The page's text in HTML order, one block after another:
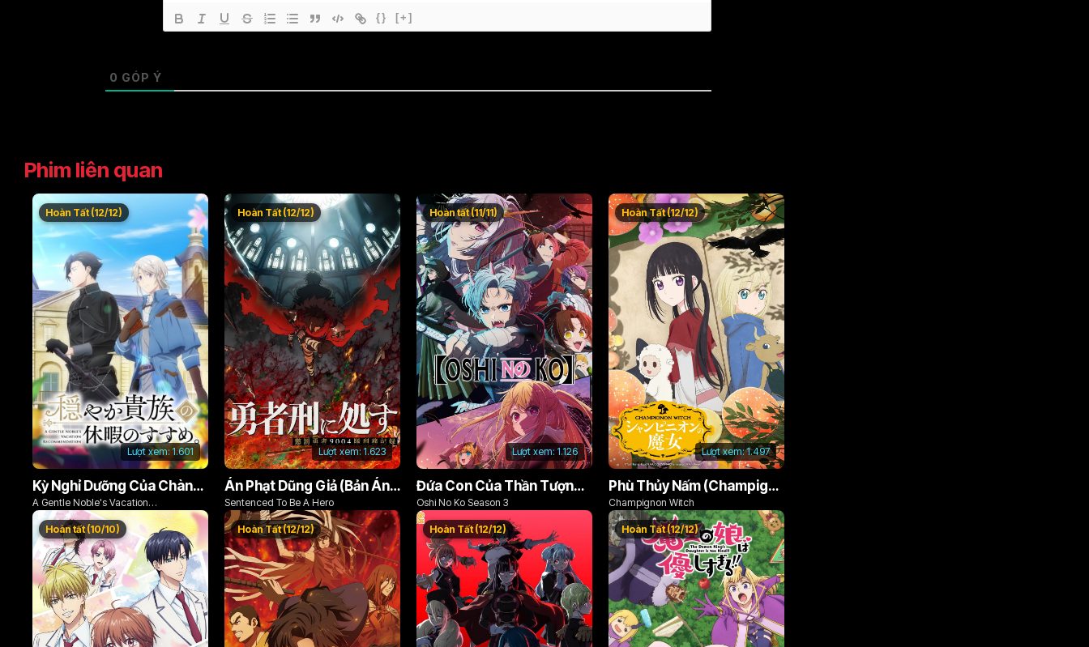
{} [+]
0 GÓP Ý
Phim liên quan
Lượt xem: 1.601
Hoàn Tất (12/12)
Kỳ Nghỉ Dưỡng Của Chàng Quý Tộc Ôn Hòa (Odayaka Kizoku no Kyuuka no Susume)
A Gentle Noble's Vacation
Recommendation
Lượt xem: 1.623
Hoàn Tất (12/12)
Án Phạt Dũng Giả (Bản Án Anh Hùng)
Sentenced To Be A Hero
Lượt xem: 1.126
Hoàn tất (11/11)
Đứa Con Của Thần Tượng (Phần 3)
Oshi No Ko Season 3
Lượt xem:1.497
Hoàn Tất (12/12)
Phù Thủy Nấm (Champignon no Majo)
Champignon Witch
Hoàn tất (10/10) Hoàn Tất (12/12) Hoàn Tất (12/12) Hoàn Tất (12/12)